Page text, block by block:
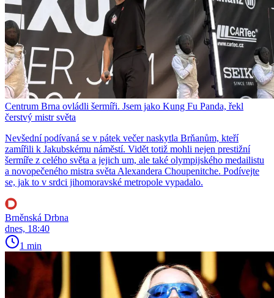
Centrum Brna ovládli šermíři. Jsem jako Kung Fu Panda, řekl
čerstvý mistr světa
Nevšední podívaná se v pátek večer naskytla Brňanům, kteří
zamířili k Jakubskému náměstí. Vidět totiž mohli nejen prestižní
šermíře z celého světa a jejich um, ale také olympijského medailistu
a novopečeného mistra světa Alexandera Choupenitche. Podívejte
se, jak to v srdci jihomoravské metropole vypadalo.
Brněnská Drbna
dnes, 18:40
1 min